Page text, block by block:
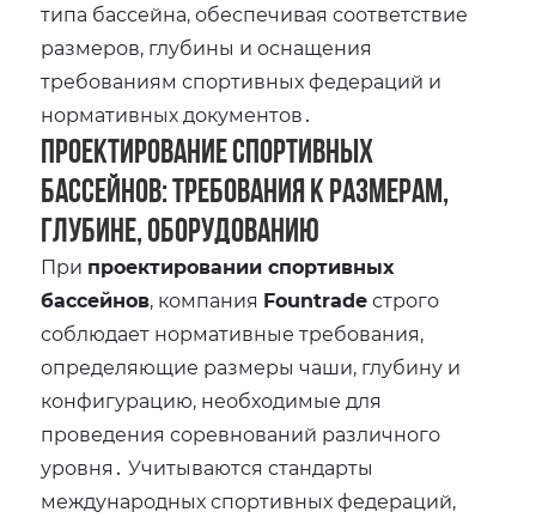
типа бассейна‚ обеспечивая соответствие
размеров‚ глубины и оснащения
требованиям спортивных федераций и
нормативных документов․
Проектирование спортивных
бассейнов: требования к размерам‚
глубине‚ оборудованию
При проектировании спортивных
бассейнов‚ компания Fountradeстрого
соблюдает нормативные требования‚
определяющие размеры чаши‚ глубину и
конфигурацию‚ необходимые для
проведения соревнований различного
уровня․ Учитываются стандарты
международных спортивных федераций‚